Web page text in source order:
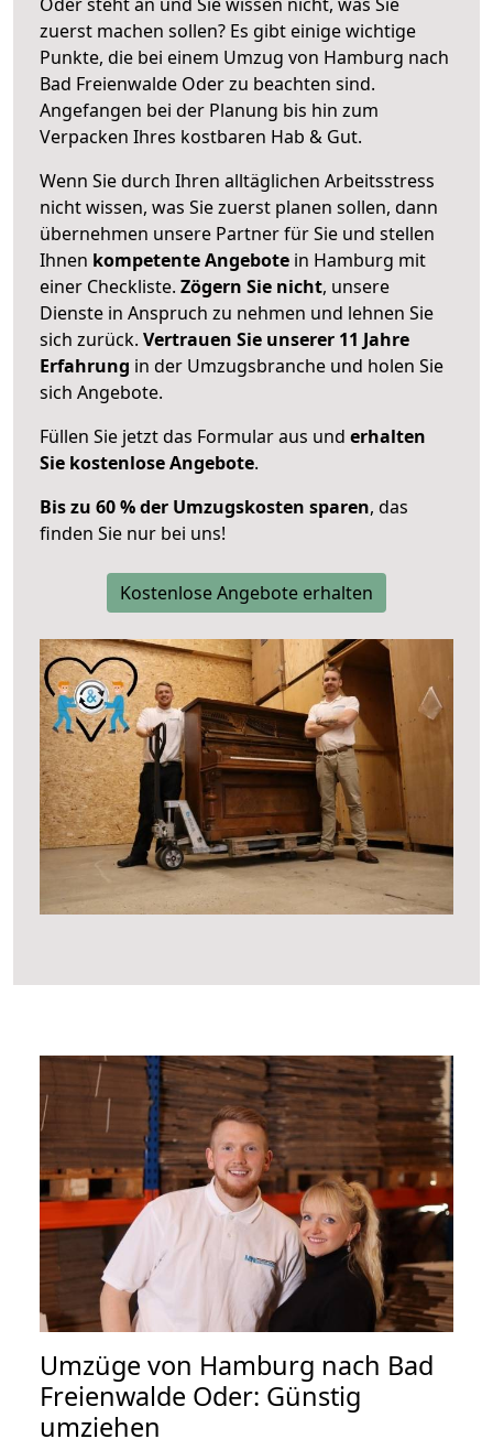
zuerst machen sollen? Es gibt einige wichtige
Punkte, die bei einem Umzug von Hamburg nach
Bad Freienwalde Oder zu beachten sind.
Angefangen bei der Planung bis hin zum
Verpacken Ihres kostbaren Hab & Gut.
Wenn Sie durch Ihren alltäglichen Arbeitsstress
nicht wissen, was Sie zuerst planen sollen, dann
übernehmen unsere Partner für Sie und stellen
Ihnen kompetente Angebote in Hamburg mit
einer Checkliste. Zögern Sie nicht, unsere
Dienste in Anspruch zu nehmen und lehnen Sie
sich zurück. Vertrauen Sie unserer 11 Jahre
Erfahrung in der Umzugsbranche und holen Sie
sich Angebote.
Füllen Sie jetzt das Formular aus und erhalten
Sie kostenlose Angebote.
Bis zu 60 % der Umzugskosten sparen, das
finden Sie nur bei uns!
Kostenlose Angebote erhalten
Umzüge von Hamburg nach Bad
Freienwalde Oder: Günstig
umziehen